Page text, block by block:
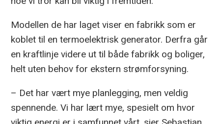
Modellen de har laget viser en fabrikk som er
koblet til en termoelektrisk generator. Derfra går
en kraftlinje videre ut til både fabrikk og boliger,
helt uten behov for ekstern strømforsyning.
– Det har vært mye planlegging, men veldig
spennende. Vi har lært mye, spesielt om hvor